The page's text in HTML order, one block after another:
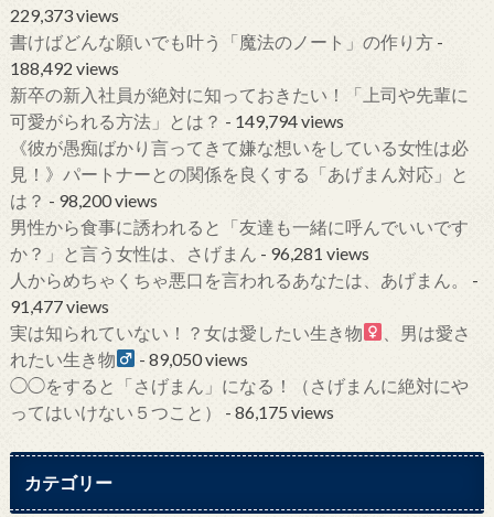
229,373 views
書けばどんな願いでも叶う「魔法のノート」の作り方-
188,492 views
新卒の新入社員が絶対に知っておきたい！「上司や先輩に
可愛がられる方法」とは？ - 149,794 views
《彼が愚痴ばかり言ってきて嫌な想いをしている女性は必
見！》パートナーとの関係を良くする「あげまん対応」と
は？ - 98,200 views
男性から食事に誘われると「友達も一緒に呼んでいいです
か？」と言う女性は、さげまん - 96,281 views
人からめちゃくちゃ悪口を言われるあなたは、あげまん。
-
91,477 views
実は知られていない！？女は愛したい生き物
、男は愛さ
れたい生き物
- 89,050 views
◯◯をすると「さげまん」になる！（さげまんに絶対にや
ってはいけない５つこと）
- 86,175 views
カテゴリー